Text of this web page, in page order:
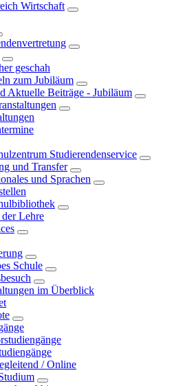
Wirtschaft
geschah
zum Jubiläum
Aktuelle Beiträge - Jubiläum
Studierendenservice
und Transfer
und Sprachen
Lehre
Schule
im Überblick
/ Online